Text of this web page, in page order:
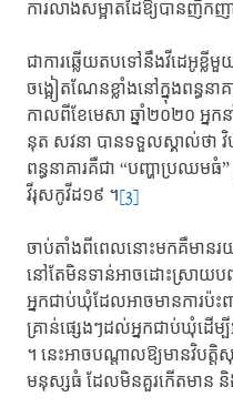
ការលាង​សម្អាតដៃ​ឱ្យបានញឹកញ
ជាការឆ្លើយតប​ទៅនឹងវីដេអូខ្លី
ចង្អៀតណែនខ្លាំង​នៅក្នុង​ពន្ធនា
កាលពីខែមេសា ​ឆ្នាំ២០២០​ អ្នកន
នុត សវនា​ បានទទួលស្គាល់ថា ​វិ
ពន្ធនាគារ​គឺជា ​“បញ្ហាប្រឈមធំ
វីរុសកូវីដ១៩ ​។[3]
ចាប់តាំង​ពី​ពេលនោះ​មកគឺមានរ
នៅតែមិនទាន់​អាចដោះស្រាយ​បញ្ហ
អ្នកជាប់ឃុំ​ដែលអាច​មានការ​
គ្រាន់​ផ្សេងៗ​ដល់អ្នកជាប់ឃុំ​ដើម្
។​ នេះអាច​បណ្ដាល​ឱ្យមាន​វិបត្
មនុស្សធំ​ ដែល​មិនគួរកើតមាន​ និ